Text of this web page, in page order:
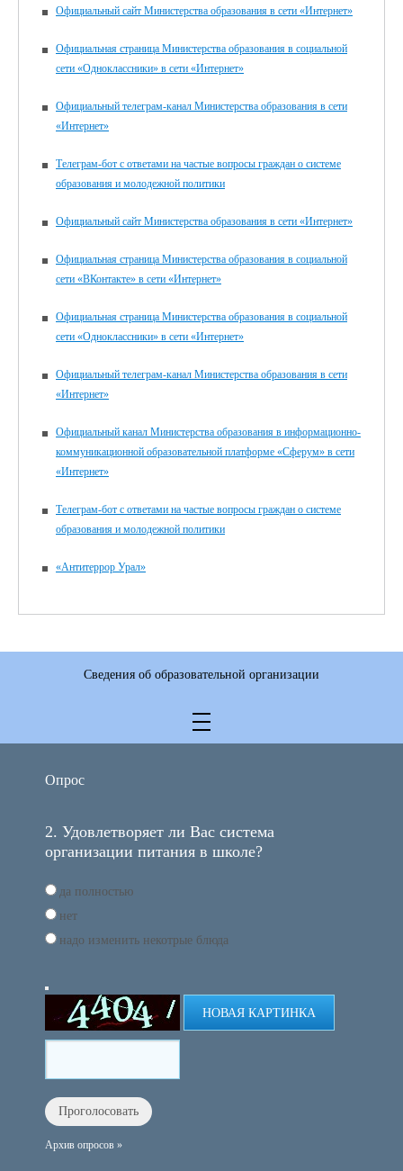
Официальный сайт Министерства образования в сети «Интернет»
Официальная страница Министерства образования в социальной
сети «Одноклассники» в сети «Интернет»
Официальный телеграм-канал Министерства образования в сети
«Интернет»
Телеграм-бот с ответами на частые вопросы граждан о системе
образования и молодежной политики
Официальный сайт Министерства образования в сети «Интернет»
Официальная страница Министерства образования в социальной
сети «ВКонтакте» в сети «Интернет»
Официальная страница Министерства образования в социальной
сети «Одноклассники» в сети «Интернет»
Официальный телеграм-канал Министерства образования в сети
«Интернет»
Официальный канал Министерства образования в информационно-
коммуникационной образовательной платформе «Сферум» в сети
«Интернет»
Телеграм-бот с ответами на частые вопросы граждан о системе
образования и молодежной политики
«Антитеррор Урал»
Сведения об образовательной организации
Опрос
2. Удовлетворяет ли Вас система
организации питания в школе?
да полностью
нет
надо изменить некотрые блюда
НОВАЯ КАРТИНКА
Архив опросов »